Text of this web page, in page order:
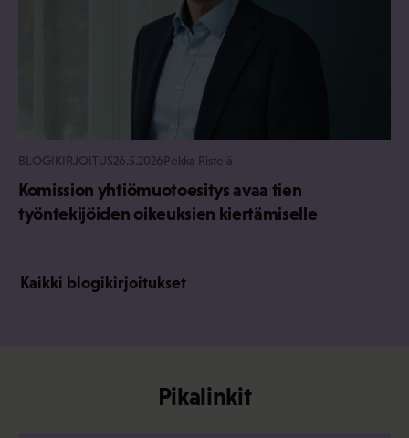
BLOGIKIRJOITUS26.5.2026Pekka Ristelä
Komission yhtiömuotoesitys avaa tien
työntekijöiden oikeuksien kiertämiselle
Kaikki blogikirjoitukset
Pikalinkit